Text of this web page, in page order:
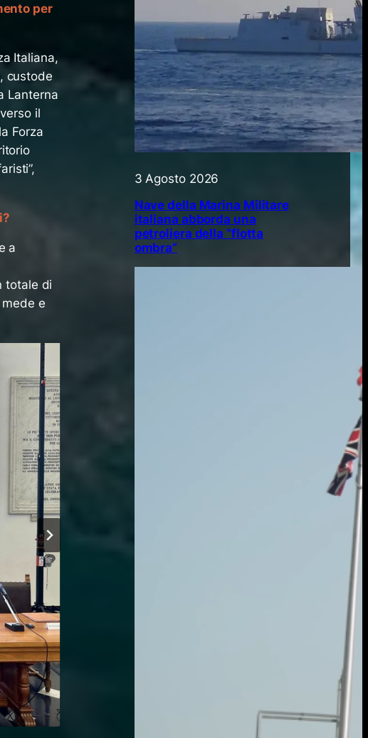
per
Italiana,
custode
Lanterna
il
Forza
a
totale di
e
3 Agosto 2026
Nave della Marina Militare
italiana abborda una
petroliera della “flotta
ombra”